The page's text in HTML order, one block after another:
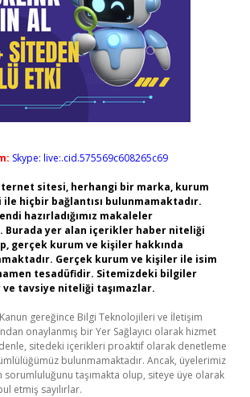
Skype: live:.cid.575569c608265c69
sitesi, herhangi bir marka, kurum
ile hiçbir bağlantısı bulunmamaktadır.
hazırladığımız makaleler
Burada yer alan içerikler haber niteliği
gerçek kurum ve kişiler hakkında
Gerçek kurum ve kişiler ile isim
tesadüfidir. Sitemizdeki bilgiler
tavsiye niteliği taşımazlar.
Kanun gereğince Bilgi Teknolojileri ve İletişim
onaylanmış bir Yer Sağlayıcı olarak hizmet
sitedeki içerikleri proaktif olarak denetleme
bulunmamaktadır. Ancak, üyelerimiz
sorumluluğunu taşımakta olup, siteye üye olarak
etmiş sayılırlar.